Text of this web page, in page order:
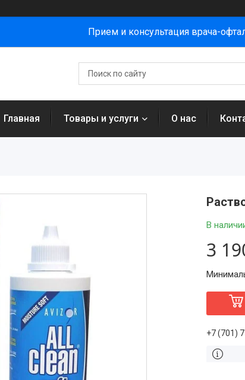
Прием и консультация врача-
Главная Товары и услуги О нас
В
3
+7 (701)